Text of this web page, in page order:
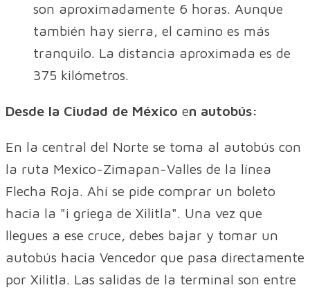
son aproximadamente 6 horas. Aunque
también hay sierra, el camino es más
tranquilo. La distancia aproximada es de
375 kilómetros.
Desde la Ciudad de México en autobús:
En la central del Norte se toma al autobús con
la ruta Mexico-Zimapan-Valles de la línea
Flecha Roja. Ahí se pide comprar un boleto
hacia la "i griega de Xilitla". Una vez que
llegues a ese cruce, debes bajar y tomar un
autobús hacia Vencedor que pasa directamente
por Xilitla. Las salidas de la terminal son entre